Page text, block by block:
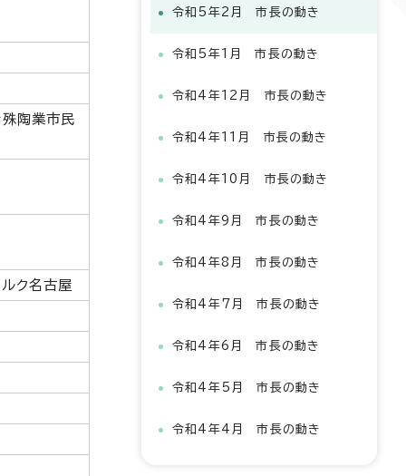
殊陶業市民
ク名古屋
令和5年2月 市長の動き
令和5年1月 市長の動き
令和4年12月 市長の動き
令和4年11月 市長の動き
令和4年10月 市長の動き
令和4年9月 市長の動き
令和4年8月 市長の動き
令和4年7月 市長の動き
令和4年6月 市長の動き
令和4年5月 市長の動き
令和4年4月 市長の動き